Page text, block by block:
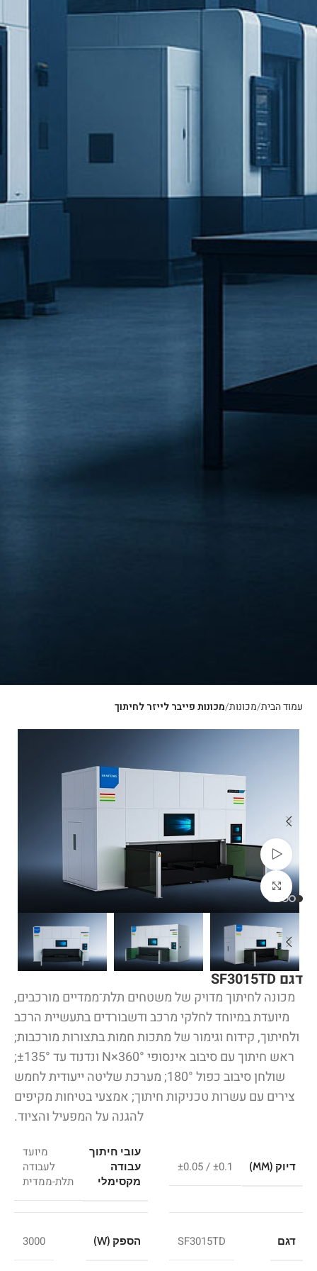
עמוד הבית מכונות מכונות פייבר לייזר לחיתוך
דגם SF3015TD
מכונה לחיתוך מדויק של משטחים תלת־ממדיים מורכבים,
מיועדת במיוחד לחלקי מרכב ודשבורדים בתעשיית הרכב
ולחיתוך, קידוח וגימור של מתכות חמות בתצורות מורכבות;
ראש חיתוך עם סיבוב אינסופי N×360° ונדנוד עד ±135°;
שולחן סיבוב כפול 180°; מערכת שליטה ייעודית לחמש
צירים עם עשרות טכניקות חיתוך; אמצעי בטיחות מקיפים
להגנה על המפעיל והציוד.
דיוק (MM) ±0.1 / ±0.05
עובי חיתוך
עבודה
מקסימלי
מיועד
לעבודה
תלת-ממדית
דגם SF3015TD הספק (W) 3000
צפייה בוידאו
לחצו להגדלה